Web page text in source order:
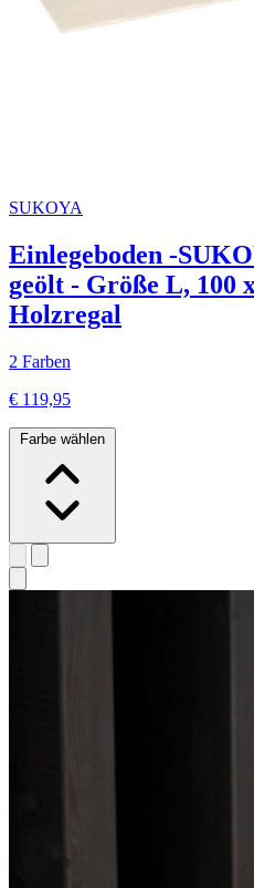
SUKOYA
Einlegeboden -
geölt - Größe L, 100
Holzregal
2 Farben
€ 119,95
Farbe wählen